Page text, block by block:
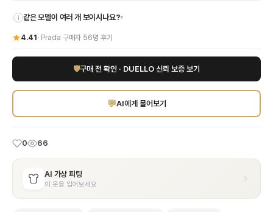
i 같은 모델이 여러 개 보이시나요?▾
4.41 · Prada 구매자 56명 후기
🛡구매 전 확인 · DUELLO 신뢰 보증 보기
💬AI에게 물어보기
0 66
AI 가상 피팅
이 옷을 입어보세요